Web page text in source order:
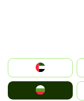
الإمارات العربية المتحدة
Switzerland